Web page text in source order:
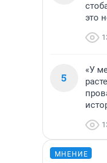
это
5
«У
МНЕНИЕ